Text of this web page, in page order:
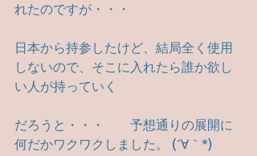
れたのですが・・・
日本から持参したけど、結局全く使用
しないので、そこに入れたら誰か欲し
い人が持っていく
だろうと・・・　　予想通りの展開に
何だかワクワクしました。 (´∀｀*)